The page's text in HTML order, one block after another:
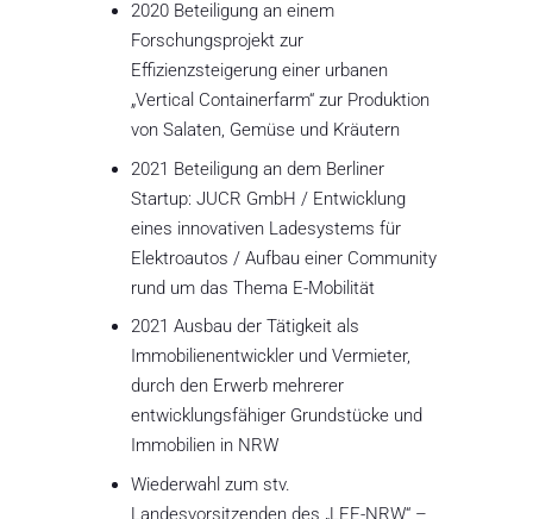
2020 Beteiligung an einem
Forschungsprojekt zur
Effizienzsteigerung einer urbanen
„Vertical Containerfarm“ zur Produktion
von Salaten, Gemüse und Kräutern
2021 Beteiligung an dem Berliner
Startup: JUCR GmbH / Entwicklung
eines innovativen Ladesystems für
Elektroautos / Aufbau einer Community
rund um das Thema E-Mobilität
2021 Ausbau der Tätigkeit als
Immobilienentwickler und Vermieter,
durch den Erwerb mehrerer
entwicklungsfähiger Grundstücke und
Immobilien in NRW
Wiederwahl zum stv.
Landesvorsitzenden des „LEE-NRW“ –